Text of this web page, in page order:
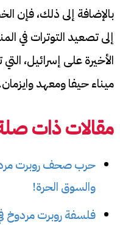
بالإضافة إلى ذلك، فإن
إلى تصعيد التوترات في
الأخيرة على إسرائيل،
ميناء حيفا ومعهد وايزمان.
مقالات ذات
حرب صحف روبرت
والسوق الحرة!
فلسفة روبرت مردوخ